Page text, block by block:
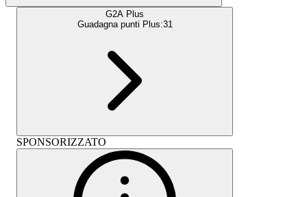
G2A Plus
Guadagna punti Plus:31
SPONSORIZZATO